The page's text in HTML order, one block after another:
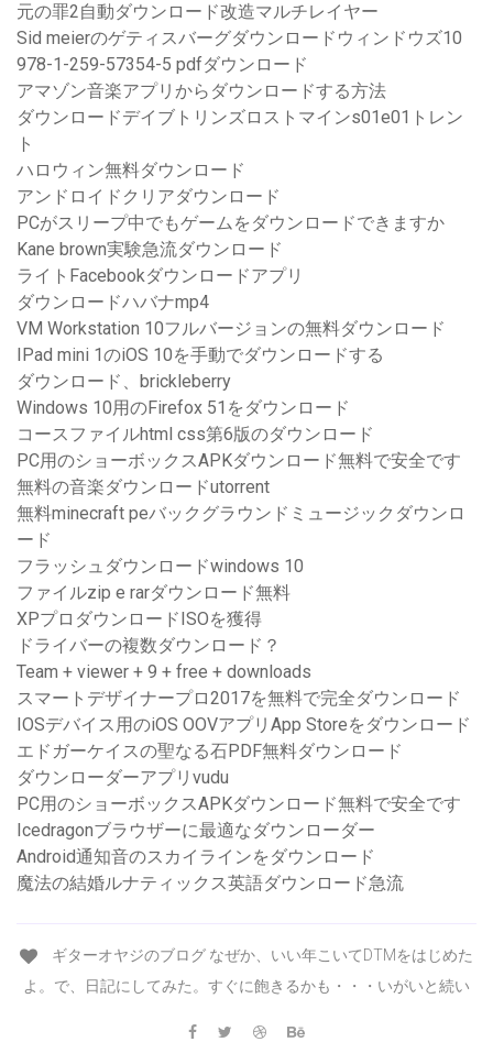
元の罪2自動ダウンロード改造マルチレイヤー
Sid meierのゲティスバーグダウンロードウィンドウズ10
978-1-259-57354-5 pdfダウンロード
アマゾン音楽アプリからダウンロードする方法
ダウンロードデイブトリンズロストマインs01e01トレン
ト
ハロウィン無料ダウンロード
アンドロイドクリアダウンロード
PCがスリープ中でもゲームをダウンロードできますか
Kane brown実験急流ダウンロード
ライトFacebookダウンロードアプリ
ダウンロードハバナmp4
VM Workstation 10フルバージョンの無料ダウンロード
IPad mini 1のiOS 10を手動でダウンロードする
ダウンロード、brickleberry
Windows 10用のFirefox 51をダウンロード
コースファイルhtml css第6版のダウンロード
PC用のショーボックスAPKダウンロード無料で安全です
無料の音楽ダウンロードutorrent
無料minecraft peバックグラウンドミュージックダウンロ
ード
フラッシュダウンロードwindows 10
ファイルzip e rarダウンロード無料
XPプロダウンロードISOを獲得
ドライバーの複数ダウンロード？
Team + viewer + 9 + free + downloads
スマートデザイナープロ2017を無料で完全ダウンロード
IOSデバイス用のiOS OOVアプリApp Storeをダウンロード
エドガーケイスの聖なる石PDF無料ダウンロード
ダウンローダーアプリvudu
PC用のショーボックスAPKダウンロード無料で安全です
Icedragonブラウザーに最適なダウンローダー
Android通知音のスカイラインをダウンロード
魔法の結婚ルナティックス英語ダウンロード急流
ギターオヤジのブログ なぜか、いい年こいてDTMをはじめた
よ。で、日記にしてみた。すぐに飽きるかも・・・いがいと続い